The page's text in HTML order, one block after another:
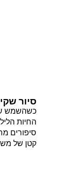
סיור
כשהשמש
החיות
סיפורים
קטן של